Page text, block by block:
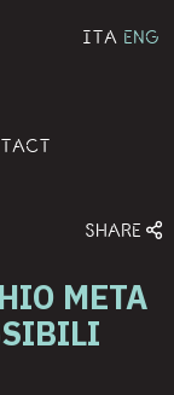
ITA ENG
SHARE
META